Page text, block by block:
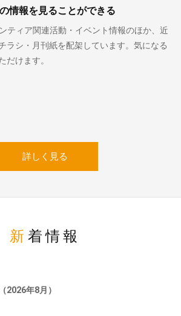
情報を見ることができる
ティア関連活動・イベント情報のほか、近
ラシ・月刊紙を配架しています。気になる
だけます。
詳しく見る
新着情報
2026年8月）